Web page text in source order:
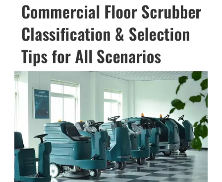
لترًا + خزان صرف صحي سعة 195 لترًايساهم الخزانان
المزدوجان ذوا السعة الكبيرة في تقليل عمليات إعادة تعبئة
المياه والتخلص من مياه الصرف الصحي بشكل متكرر، مما
يدعم التشغيل المستمر لفترات طويلة. حتى بالنسبة
لمستودعات الخدمات اللوجستية واسعة النطاق التي تمتد على
آلاف الأمتار المربعة، يمكن تحقيق عملية تنظيف متواصلة من
محطة واحدة لتجنب أي انقطاعات في سير العمل. شرائط
مضادة للتصادم لكامل الجسميحمي المعدات من أضرار
الصدمات ويمنع الخدوش على الأرضيات والجدران والمرافق
المحيطة. تصميم تشغيل فائق الهدوءتم دمج محرك الشفط في
نظام امتصاص الصوت باستخدام مواد ممتازة لتخفيف
الضوضاء، مما يضمن مستوى ضوضاء تشغيل منخفض
للغاية. السيناريوهات القابلة للتطبيق مراكز التسوق والمتاجر
الكبرىينظف الأرضيات المصنوعة من البلاط والرخام بكفاءة